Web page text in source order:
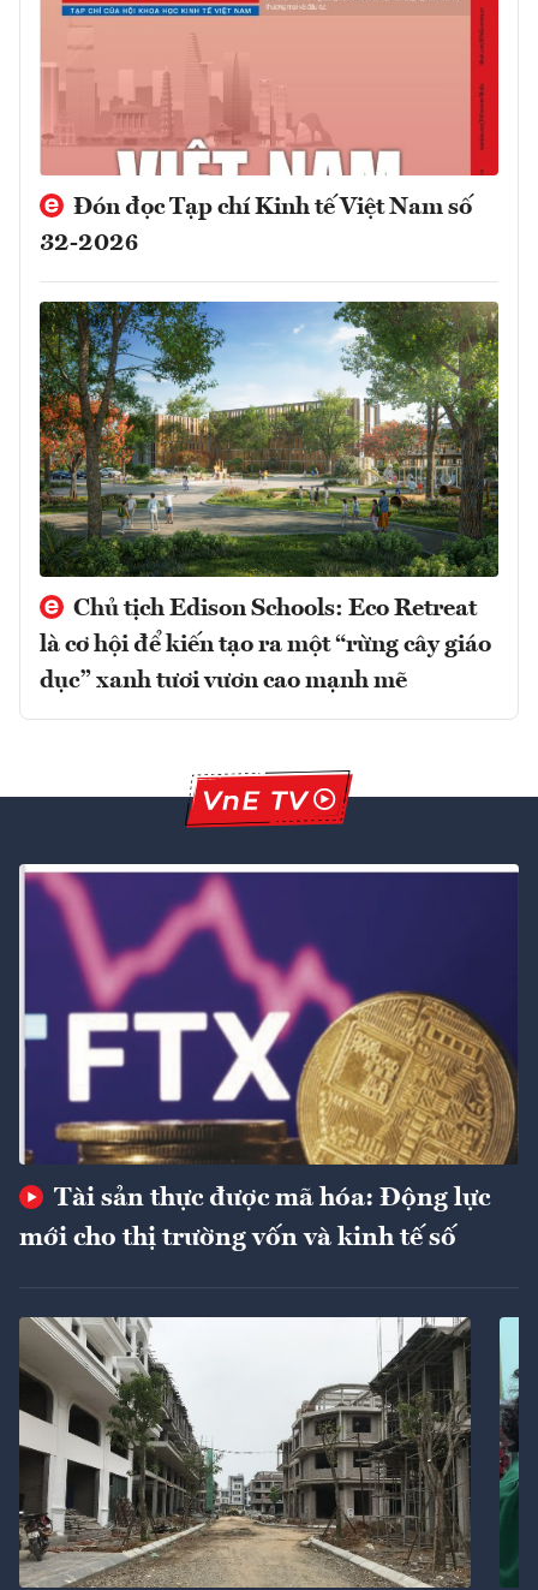
Đón đọc Tạp chí Kinh tế Việt Nam số
32-2026
Chủ tịch Edison Schools: Eco Retreat
là cơ hội để kiến tạo ra một “rừng cây giáo
dục” xanh tươi vươn cao mạnh mẽ
Tài sản thực được mã hóa: Động lực
mới cho thị trường vốn và kinh tế số